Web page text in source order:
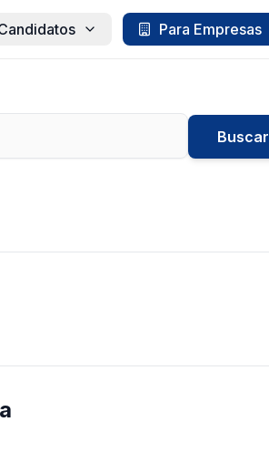
Para Empresas
Buscar